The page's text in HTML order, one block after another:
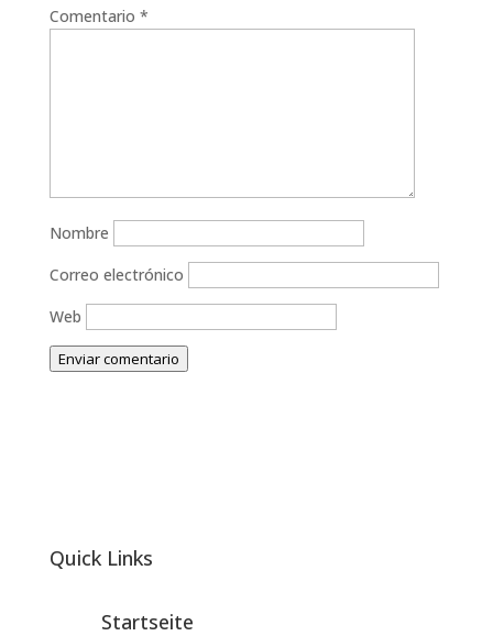
Comentario *
Nombre
Correo electrónico
Web
Enviar comentario
Quick Links
Startseite